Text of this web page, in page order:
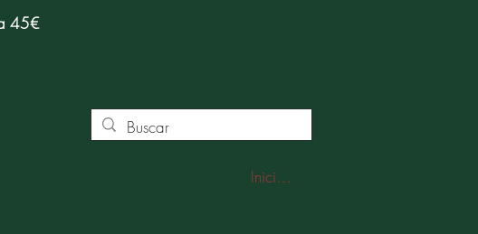
45€
Iniciar sesión